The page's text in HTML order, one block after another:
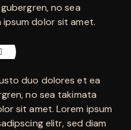
no sea
dolor sit amet.
duo dolores et ea
no sea takimata
sit amet. Lorem ipsum
elitr, sed diam